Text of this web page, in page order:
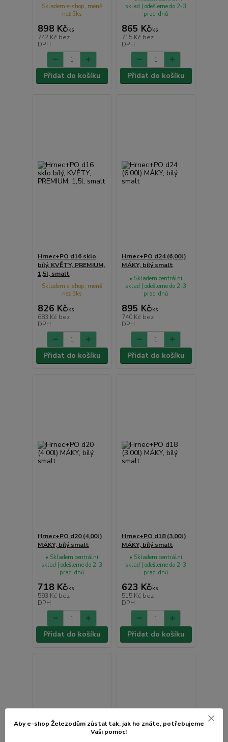
898 Kč/ks
742 Kč bez
DPH
Skladem e-shop, méně
než 5ks
Přidat do košíku
865 Kč/ks
715 Kč bez
DPH
sklad | odešleme do 2-3
prac. dnů
Přidat do košíku
Hrnec+PO d16 sklo
bílý, KVĚTY, PREMIUM,
1,5l, smalt
826 Kč/ks
683 Kč bez
DPH
Skladem e-shop, méně
než 5ks
Přidat do košíku
Hrnec+PO d24 (6,00l)
MÁKY, bílý smalt
895 Kč/ks
740 Kč bez
DPH
• Skladem centrální
sklad | odešleme do 2-3
prac. dnů
Přidat do košíku
Hrnec+PO d20 (4,00l)
MÁKY, bílý smalt
718 Kč/ks
593 Kč bez
DPH
• Skladem centrální
sklad | odešleme do 2-3
prac. dnů
Přidat do košíku
Hrnec+PO d18 (3,00l)
MÁKY, bílý smalt
623 Kč/ks
515 Kč bez
DPH
• Skladem centrální
sklad | odešleme do 2-3
prac. dnů
Přidat do košíku
Aby e-shop Železodům zůstal tak, jak ho znáte, potřebujeme
Vaši pomoc!